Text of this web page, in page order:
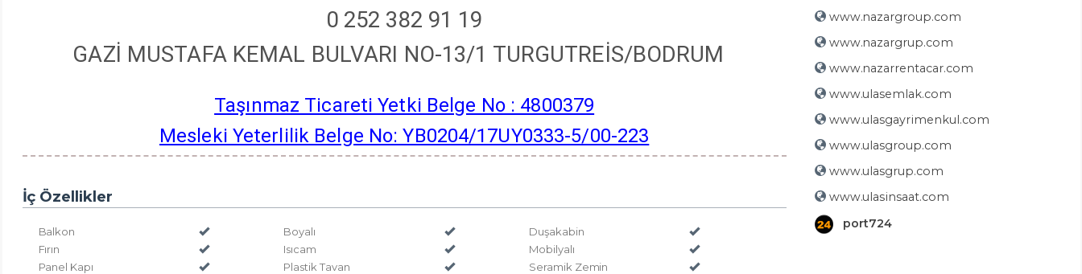
0 252 382 91 19
GAZİ MUSTAFA KEMAL BULVARI NO-13/1 TURGUTREİS/BODRUM
Taşınmaz Ticareti Yetki Belge No : 4800379
Mesleki Yeterlilik Belge No: YB0204/17UY0333-5/00-223
İç Özellikler
Balkon Boyalı
Duşakabin
Fırın
Isıcam
Mobilyalı
Panel Kapı
Plastik Tavan
Seramik Zemin
www.nazargroup.com
www.nazargrup.com
www.nazarrentacar.com
www.ulasemlak.com
www.ulasgayrimenkul.com
www.ulasgroup.com
www.ulasgrup.com
www.ulasinsaat.com
port724